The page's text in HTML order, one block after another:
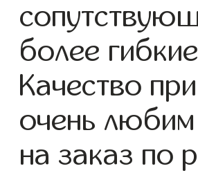
более
Качество
очень
на заказ по